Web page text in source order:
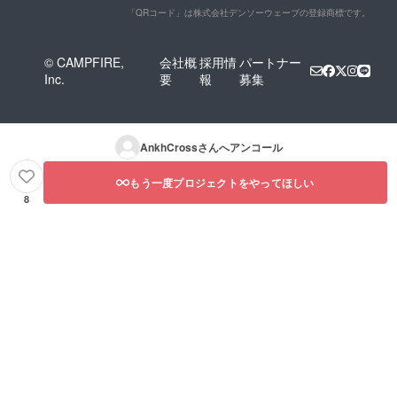
「QRコード」は株式会社デンソーウェーブの登録商標です。
© CAMPFIRE,
Inc.
会社概
要
採用情
報
パートナー
募集
AnkhCrossさんへアンコール
8
もう一度プロジェクトをやってほしい